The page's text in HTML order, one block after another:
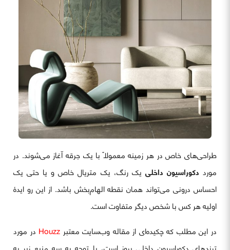
طراحی‌های خاص در هر زمینه معمولاً با یک جرقه آغاز می‌شوند. در
مورد دکوراسیون داخلی یک رنگ، یک متریال خاص و یا حتی یک
احساس درونی می‌تواند همان نقطه الهام‌بخش باشد. از این رو ایدۀ
اولیه هر کس با شخص دیگر متفاوت است.
در این مطلب که چکیده‌ای از مقاله وب‌سایت معتبرHouzz در مورد